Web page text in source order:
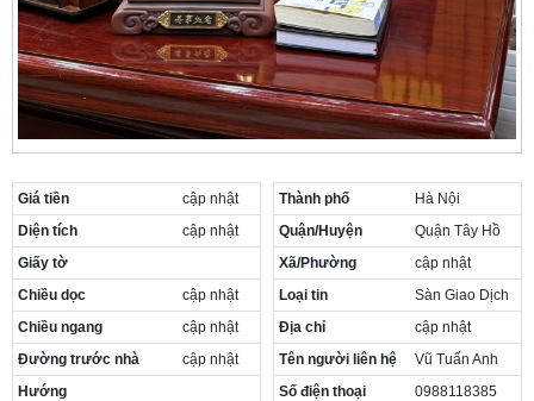
Giá tiền
cập nhật
Diện tích
cập nhật
Giấy tờ
Chiều dọc
cập nhật
Chiều ngang
cập nhật
Đường trước nhà
cập nhật
Hướng
Thành phố
Hà Nội
Quận/Huyện
Quận Tây Hồ
Xã/Phường
cập nhật
Loại tin
Sàn Giao Dịch
Địa chỉ
cập nhật
Tên người liên hệ
Vũ Tuấn Anh
Số điện thoại
0988118385